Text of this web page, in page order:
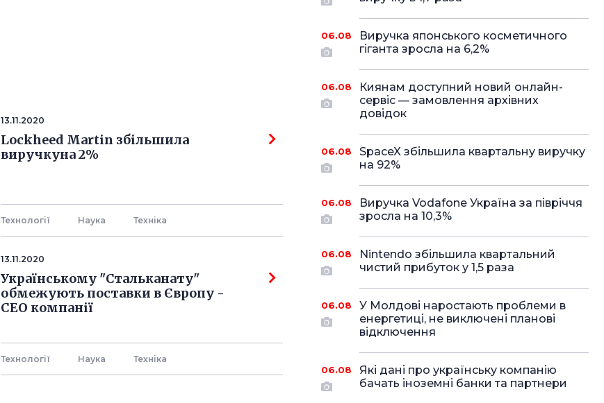
13.11.2020
Lockheed Martin збільшила
виручкуна 2%
Технології Наука Технiка
13.11.2020
Українському "Стальканату"
обмежують поставки в Європу -
СЕО компанії
Технології Наука Технiка
06.08
Виручка японського косметичного
гіганта зросла на 6,2%
06.08
Киянам доступний новий онлайн-
сервіс — замовлення архівних
довідок
06.08
SpaceX збільшила квартальну виручку
на 92%
06.08
Виручка Vodafone Україна за півріччя
зросла на 10,3%
06.08
Nintendo збільшила квартальний
чистий прибуток у 1,5 раза
06.08
У Молдові наростають проблеми в
енергетиці, не виключені планові
відключення
06.08
Які дані про українську компанію
бачать іноземні банки та партнери